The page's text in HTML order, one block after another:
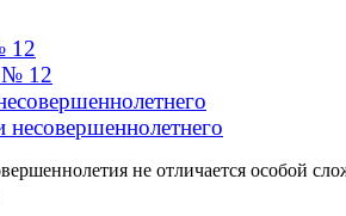
12
№ 12
несовершеннолетнего
не отличается особой